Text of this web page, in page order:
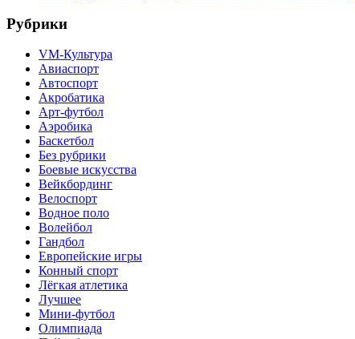
Рубрики
VM-Культура
Авиаспорт
Автоспорт
Акробатика
Арт-футбол
Аэробика
Баскетбол
Без рубрики
Боевые искусства
Вейкбординг
Велоспорт
Водное поло
Волейбол
Гандбол
Европейские игры
Конный спорт
Лёгкая атлетика
Лучшее
Мини-футбол
Олимпиада